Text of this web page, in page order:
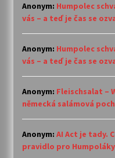
Anonym: Humpolec
vás – a teď je čas se
Anonym: Humpolec
vás – a teď je čas se
Anonym: Fleischsalat –
německá salámová
Anonym: AI Act je tady.
pravidlo pro